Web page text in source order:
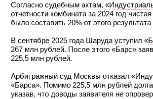
Согласно судебным актам, «
отчетности комбината за 2024 год
было составить 20% от этого
В сентябре 2025 года Шаруда уступил «
267 млн рублей. После этого «Барс»
225,5 млн рублей.
Арбитражный суд Москвы отказал
«Барса». Помимо 225,5 млн рублей
указав, что доводы заявителя не